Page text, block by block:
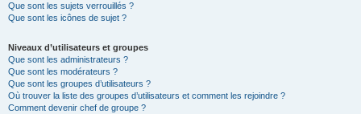
Que sont les sujets verrouillés ?
Que sont les icônes de sujet ?
Niveaux d’utilisateurs et groupes
Que sont les administrateurs ?
Que sont les modérateurs ?
Que sont les groupes d’utilisateurs ?
Où trouver la liste des groupes d’utilisateurs et comment les rejoindre ?
Comment devenir chef de groupe ?